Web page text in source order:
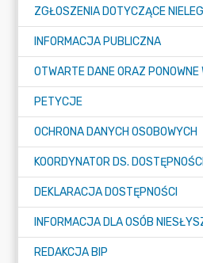
INFORMACJA PUBLICZNA
PETYCJE
OCHRONA DANYCH OSOBOWYCH
KOORDYNATOR DS. DOSTĘPNOŚCI
DEKLARACJA DOSTĘPNOŚCI
REDAKCJA BIP